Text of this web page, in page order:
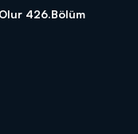
426.Bölüm